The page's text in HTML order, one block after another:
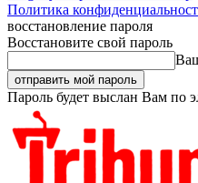
Политика
восстановление пароля
Восстановите свой пароль
Пароль будет выслан Вам по